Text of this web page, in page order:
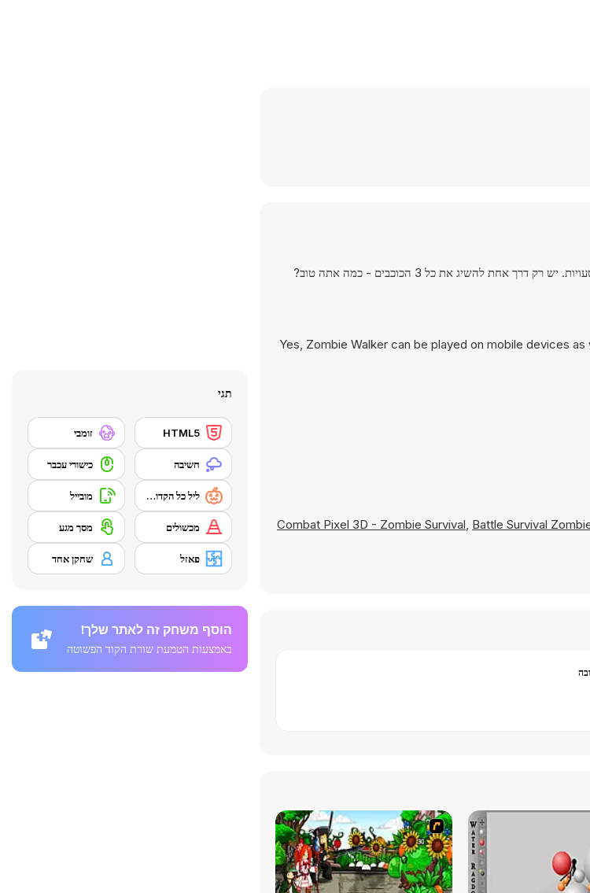
שחק בתור הזומבי, במסע להשיג את צנצנת המוח. הדבק בני אדם אחרים לאורך הדרך, אך היזהר מטעויות. יש רק דרך אחת להשיג את כל 3 הכוכבים - כמה אתה טוב?
Yes, Zombie Walker can be played on mobile devices
Combat Pixel 3D - Zombie Survival, Battle Survival
תגי
HTML5 זומבי
חשיבה כישורי עכבר
ליל כל הקדושים מובייל
מכשולים מסך מגע
פאזל שחקן אחד
הוסף משחק זה לאתר שלך!
באמצעות הטמעת שורת הקוד הפשוטה